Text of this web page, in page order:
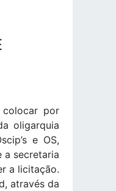
por
oligarquia
e OS,
a secretaria
a licitação.
através da